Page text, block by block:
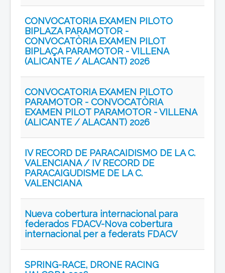
CONVOCATORIA EXAMEN PILOTO
BIPLAZA PARAMOTOR -
CONVOCATÒRIA EXAMEN PILOT
BIPLAÇA PARAMOTOR - VILLENA
(ALICANTE / ALACANT) 2026
CONVOCATORIA EXAMEN PILOTO
PARAMOTOR - CONVOCATÒRIA
EXAMEN PILOT PARAMOTOR - VILLENA
(ALICANTE / ALACANT) 2026
IV RECORD DE PARACAIDISMO DE LA C.
VALENCIANA / IV RECORD DE
PARACAIGUDISME DE LA C.
VALENCIANA
Nueva cobertura internacional para
federados FDACV-Nova cobertura
internacional per a federats FDACV
SPRING-RACE, DRONE RACING